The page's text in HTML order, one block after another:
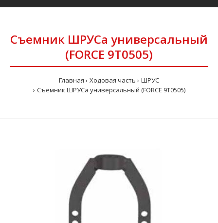
Съемник ШРУСа универсальный
(FORCE 9T0505)
Главная Ходовая часть
ШРУС
Съемник ШРУСа универсальный (FORCE 9T0505)